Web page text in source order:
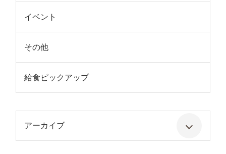
イベント
その他
給食ピックアップ
アーカイブ